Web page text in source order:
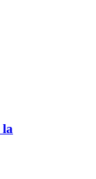
la